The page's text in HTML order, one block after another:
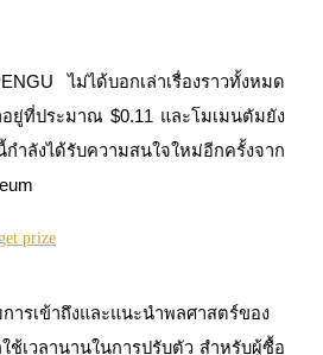
ไม่ได้บอกเล่าเรื่องราวทั้งหมด
ยู่ที่ประมาณ $0.11 และโมเมนตัมยัง
ลังได้รับความสนใจใหม่อีกครั้งจาก
ารเข้าถึงและแนะนำพลศาสตร์ของ
ช้เวลานานในการปรับตัว สำหรับผู้ซื้อ